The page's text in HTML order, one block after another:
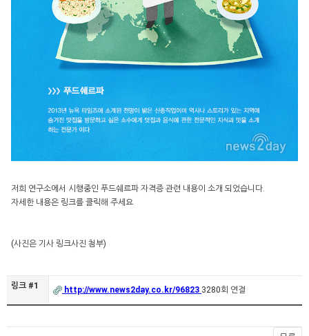
저희 연구소에서 시행중인 푸드쉐르파 자격증 관련 내용이 소개 되었습니다.
자세한 내용은 링크를 클릭해 주세요
(사진은 기사 링크사진 첨부)
링크 #1 http://www.news2day.co.kr/96823 3280회 연결